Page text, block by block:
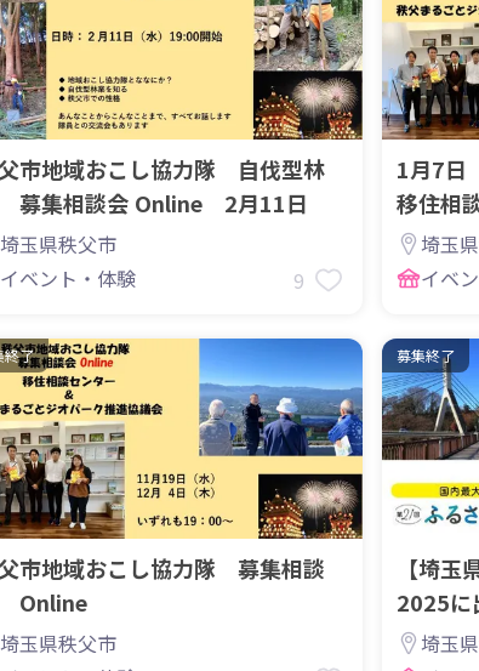
市地域おこし協力隊 自伐型林
募集相談会 Online 2月11日
埼玉県秩父市
イベント・体験
9
1月7日
移住相
募集
埼玉
イベ
終了
市地域おこし協力隊 募集相談
Online
埼玉県秩父市
募集終了
【埼
2025に
埼玉